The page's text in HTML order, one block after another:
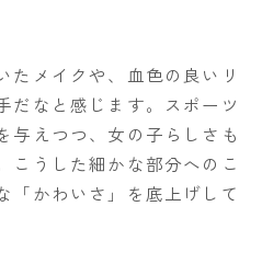
たメイクや、血色の良いリ
だなと感じます。スポーツ
与えつつ、女の子らしさも
こうした細かな部分へのこ
「かわいさ」を底上げして